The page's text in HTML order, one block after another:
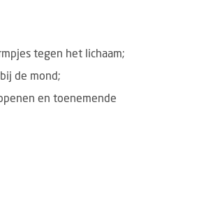
tegen het lichaam;
de mond;
en toenemende